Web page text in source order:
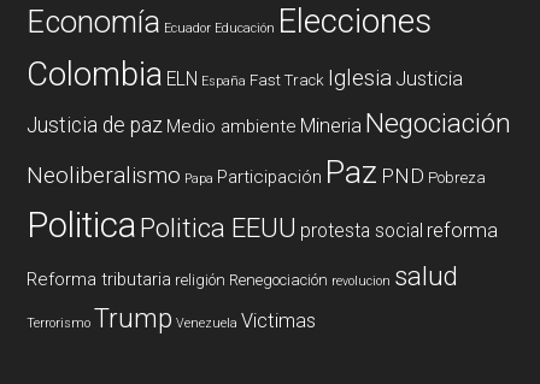
Economía Ecuador Educación Elecciones
Colombia ELN España Fast Track Iglesia Justicia
Justicia de paz Medio ambiente Mineria Negociación
Neoliberalismo Papa Participación Paz PND Pobreza
PoliticaPolitica EEUU protesta social reforma
Reforma tributaria religión Renegociación revolucion salud
Terrorismo Trump Venezuela Victimas